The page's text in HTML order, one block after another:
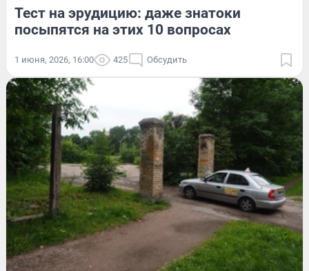
Тест на эрудицию: даже знатоки
посыпятся на этих 10 вопросах
1 июня, 2026, 16:00 425 Обсудить